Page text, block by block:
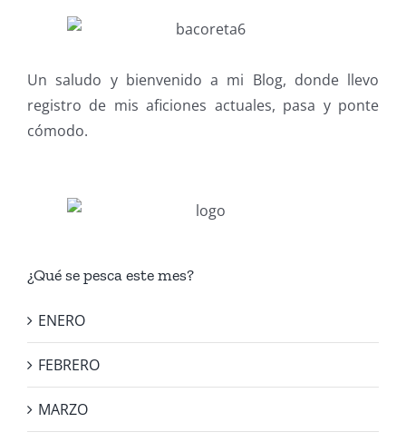
Un saludo y bienvenido a mi Blog, donde llevo
registro de mis aficiones actuales, pasa y ponte
cómodo.
¿Qué se pesca este mes?
ENERO
FEBRERO
MARZO